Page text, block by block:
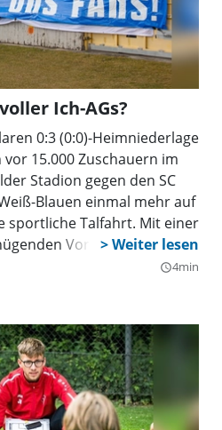
Ich-AGs?
0:3 (0:0)-Heimniederlage
vor 15.000 Zuschauern im
Stadion gegen den SC
Blauen einmal mehr auf
sportliche Talfahrt. Mit einer
Vorstellung blieb
des weiß-blauen
hoch die individuelle
mag, als Mannschaft
des TSV 1860 München seit
Derweil lässt der
Trainer weiter auf sich
query_builder4min